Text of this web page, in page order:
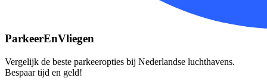
ParkeerEnVliegen
Vergelijk de beste parkeeropties bij Nederlandse luchthavens.
Bespaar tijd en geld!